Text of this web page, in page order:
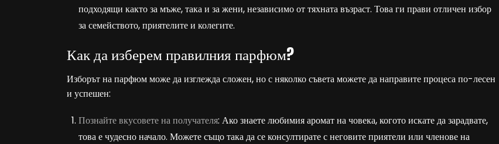
подходящи както за мъже, така и за жени, независимо от тяхната възраст. Това ги прави отличен избор
за семейството, приятелите и колегите.
Как да изберем правилния парфюм?
Изборът на парфюм може да изглежда сложен, но с няколко съвета можете да направите процеса по-лесен
и успешен:
Познайте вкусовете на получателя: Ако знаете любимия аромат на човека, когото искате да зарадвате,
това е чудесно начало. Можете също така да се консултирате с неговите приятели или членове на